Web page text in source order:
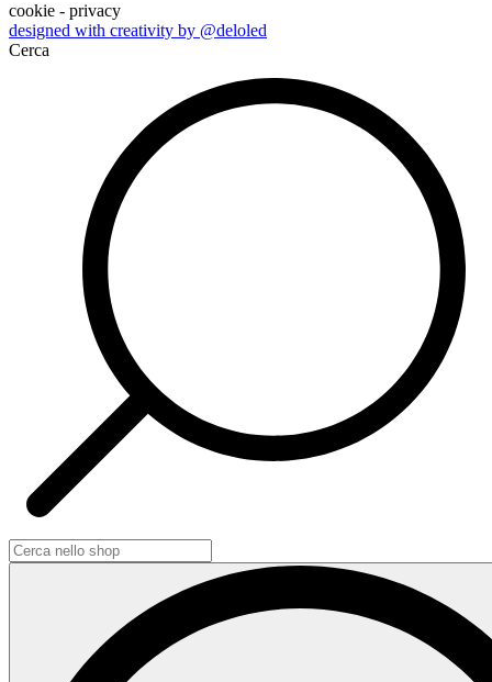
cookie - privacy
designed with creativity by @deloled
Cerca